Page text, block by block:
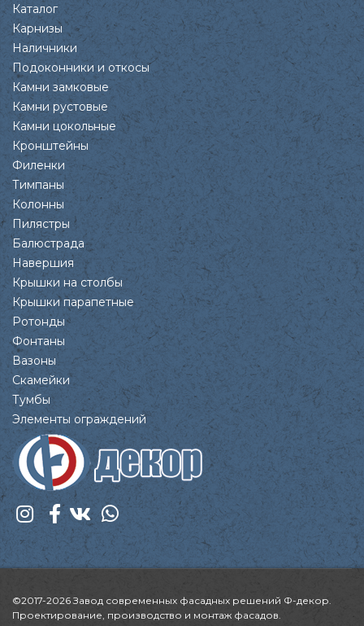
Каталог
Карнизы
Наличники
Подоконники и откосы
Камни замковые
Камни рустовые
Камни цокольные
Кронштейны
Филенки
Тимпаны
Колонны
Пилястры
Балюстрада
Навершия
Крышки на столбы
Крышки парапетные
Ротонды
Фонтаны
Вазоны
Скамейки
Тумбы
Элементы ограждений
©2017-2026 Завод современных фасадных решений Ф-декор.
Проектирование, производство и монтаж фасадов.